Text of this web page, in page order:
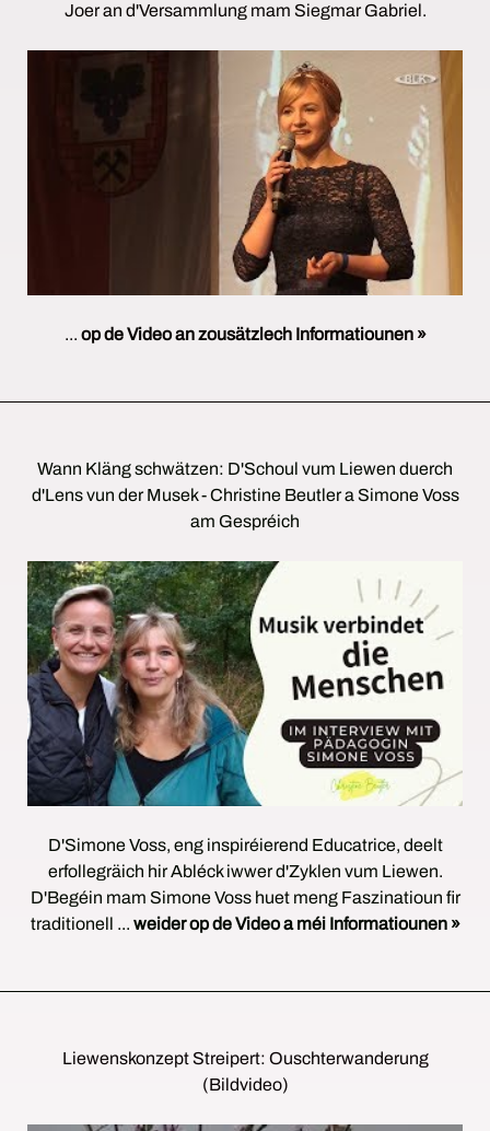
Joer an d'Versammlung mam Siegmar Gabriel.
... op de Video an zousätzlech Informatiounen »
Wann Kläng schwätzen: D'Schoul vum Liewen duerch
d'Lens vun der Musek - Christine Beutler a Simone Voss
am Gespréich
D'Simone Voss, eng inspiréierend Educatrice, deelt
erfollegräich hir Abléck iwwer d'Zyklen vum Liewen.
D'Begéin mam Simone Voss huet meng Faszinatioun fir
traditionell ... weider op de Video a méi Informatiounen »
Liewenskonzept Streipert: Ouschterwanderung
(Bildvideo)